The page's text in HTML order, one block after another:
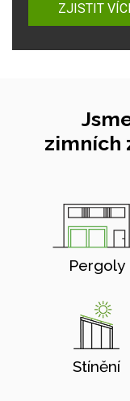
ZJISTIT
zimních
Pergoly
Stínění